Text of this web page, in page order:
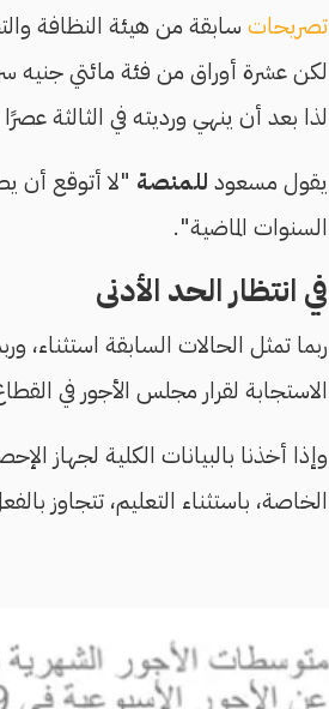
تصريحاتسابقة من هيئة النظافة
لكن عشرة أوراق من فئة مائتي جنيه
لذا بعد أن ينهي ورديته في الثالثة
يقول مسعود للمنصة "لا أتوقع أن
السنوات الماضية".
في انتظار الحد الأدنى
ربما تمثل الحالات السابقة
الاستجابة لقرار مجلس الأجور في
وإذا أخذنا بالبيانات الكلية لجهاز
الخاصة، باستثناء التعليم، تتجاوز بالفعل 2400